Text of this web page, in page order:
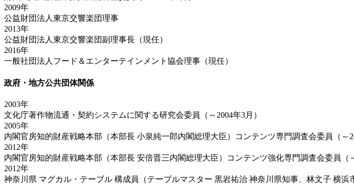
2009年
公益財団法人東京交響楽団理事
2013年
公益財団法人東京交響楽団副理事長（現任）
2016年
一般社団法人フード＆エンターテインメント協会理事（現任）
政府・地方公共団体関係
2003年
文化庁著作物流通・契約システムに関する研究会委員（～2004年3月）
2005年
内閣官房知的財産戦略本部（本部長 小泉純一郎内閣総理大臣）コンテンツ専門調査会委員（～
2012年
内閣官房知的財産戦略本部（本部長 安倍晋三内閣総理大臣）コンテンツ強化専門調査会委員（～
2012年
神奈川県 マグカル・テーブル 構成員（テーブルマスター 黒岩祐治 神奈川県知事、林文子 横浜